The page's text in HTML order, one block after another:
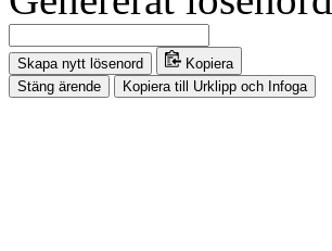
Skapa nytt lösenord
Kopiera
Stäng ärende
Kopiera till Urklipp och Infoga